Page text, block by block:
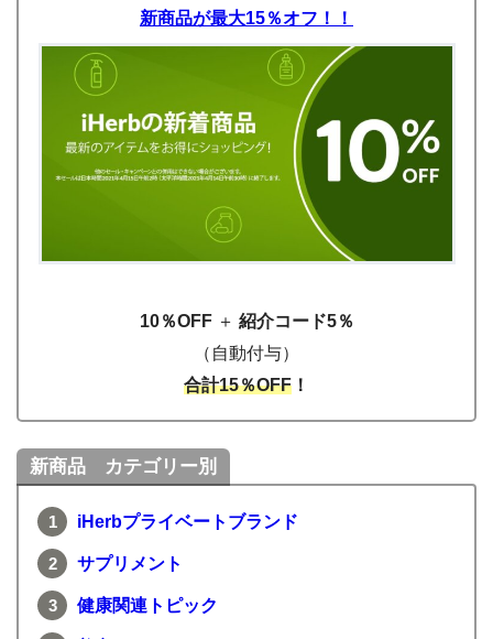
新商品が最大15％オフ！！
10％OFF＋ 紹介コード5％
（自動付与）
合計15％OFF ！
新商品 カテゴリー別
iHerbプライベートブランド
サプリメント
健康関連トピック